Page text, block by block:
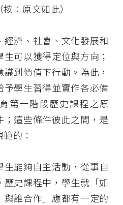
：原文如此）
濟、社會、文化發展和
可以獲得定位與方向；
到價值下行動。為此，
學生習得並實作各必備
第一階段歷史課程之原
這些條件彼此之間，是
的：
生能夠自主活動，從事自
史課程中，學生就「如
誰合作」應都有一定的